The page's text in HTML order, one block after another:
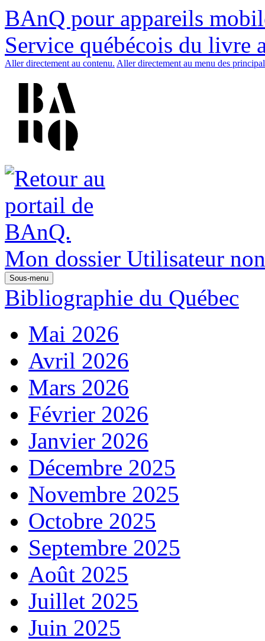
BAnQ pour appareils
Service québécois du livre
Aller directement au contenu. Aller directement au menu des
Mon dossier Utilisateur
Sous-menu
Bibliographie du Québec
Mai 2026
Avril 2026
Mars 2026
Février 2026
Janvier 2026
Décembre 2025
Novembre 2025
Octobre 2025
Septembre 2025
Août 2025
Juillet 2025
Juin 2025